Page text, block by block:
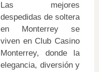
Las mejores
despedidas de soltera
en Monterrey se
viven en Club Casino
Monterrey, donde la
elegancia, diversión y